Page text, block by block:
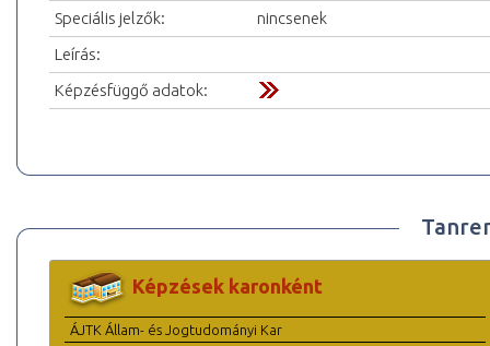
Speciális jelzők:
nincsenek
Leírás:
Képzésfüggő adatok:
Képzések karonként
ÁJTK Állam- és Jogtudományi Kar